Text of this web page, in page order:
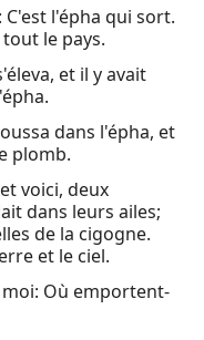
C'est l'épha qui sort.
le pays.
et il y avait
dans l'épha, et
plomb.
voici, deux
dans leurs ailes;
de la cigogne.
et le ciel.
moi: Où emportent-